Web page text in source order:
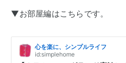
▼お部屋編はこちらです。